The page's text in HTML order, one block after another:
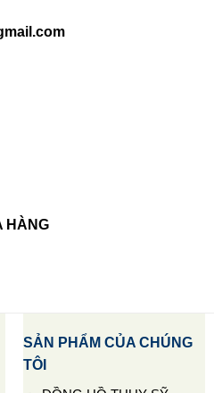
HÀNG
SẢN PHẨM CỦA CHÚNG
TÔI